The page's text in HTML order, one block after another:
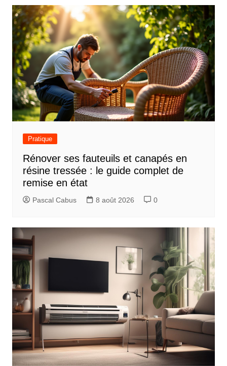
l’article
Pratique
Rénover ses fauteuils et canapés en
résine tressée : le guide complet de
remise en état
Pascal Cabus 8 août 2026 0